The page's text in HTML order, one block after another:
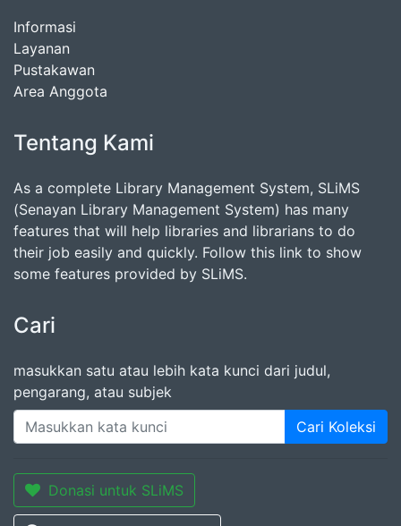
Informasi
Layanan
Pustakawan
Area Anggota
Tentang Kami
As a complete Library Management System, SLiMS
(Senayan Library Management System) has many
features that will help libraries and librarians to do
their job easily and quickly. Follow this link to show
some features provided by SLiMS.
Cari
masukkan satu atau lebih kata kunci dari judul,
pengarang, atau subjek
Cari Koleksi
Donasi untuk SLiMS